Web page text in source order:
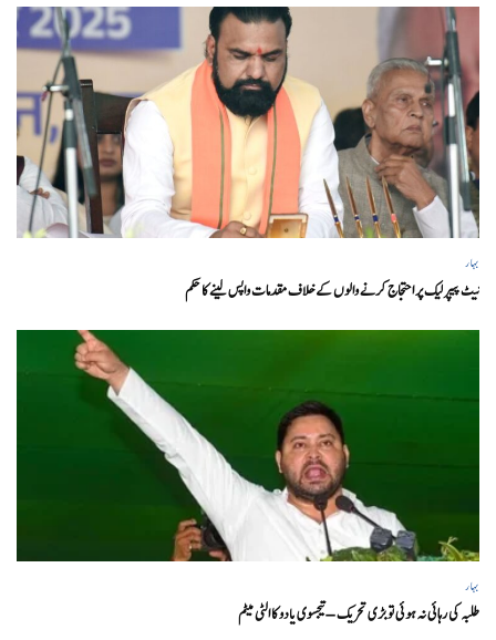
بہار
نیٹ پیپر لیک پر احتجاج کرنے والوں کے خلاف مقدمات واپس لینے کا حکم
بہار
طلبہ کی رہائی نہ ہوئی تو بڑی تحریک – تیجسوی یادو کا الٹی میٹم